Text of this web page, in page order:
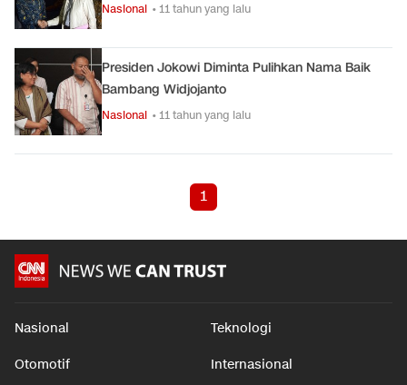
Nasional • 11 tahun yang lalu
Presiden Jokowi Diminta Pulihkan Nama Baik
Bambang Widjojanto
Nasional • 11 tahun yang lalu
1
Nasional Teknologi
Otomotif Internasional